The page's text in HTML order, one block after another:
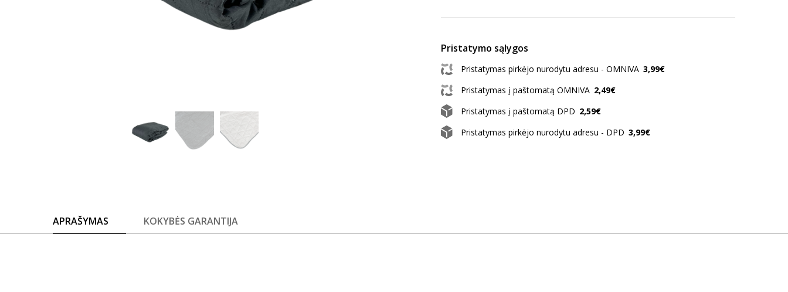
Pristatymo sąlygos
Pristatymas pirkėjo nurodytu adresu - OMNIVA 3,99€
Pristatymas į paštomatą OMNIVA 2,49€
Pristatymas į paštomatą DPD 2,59€
Pristatymas pirkėjo nurodytu adresu - DPD 3,99€
APRAŠYMAS KOKYBĖS GARANTIJA